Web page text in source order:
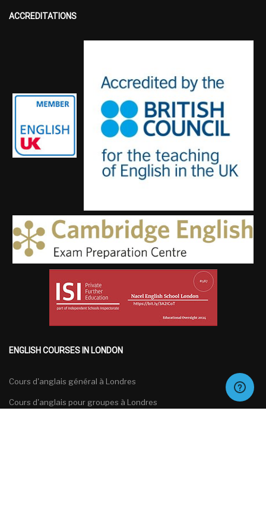
ACCREDITATIONS
ENGLISH COURSES IN LONDON
Cours d'anglais général à Londres
Cours d'anglais pour groupes à Londres